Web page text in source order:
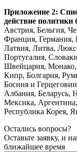
Приложение 2:
действие политики
Австрия, Бельгия,
Франция, Германия,
Латвия, Литва,
Португалия,
Швейцария, Монако,
Кипр, Болгария,
Босния и
Албания, Беларусь,
Мексика,
Республика Корея,
Остались вопросы?
Оставьте заявку, и
ближайшее время